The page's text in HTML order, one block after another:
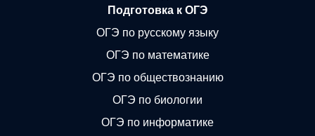
Подготовка к ОГЭ
ОГЭ по русскому языку
ОГЭ по математике
ОГЭ по обществознанию
ОГЭ по биологии
ОГЭ по информатике